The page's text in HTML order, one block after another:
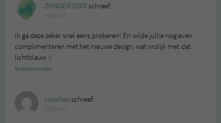
ZONDERZOOI schreef:
Ik ga deze zeker snel eens proberen! En wilde jullie nog even
complimenteren met het nieuwe design, wat vrolijk met dat
lichtblauw :)
Beantwoorden
carolien schreef: